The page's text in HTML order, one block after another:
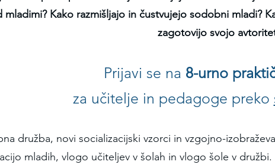
mladimi? Kako razmišljajo in čustvujejo sodobni mladi?
zagotovijo svojo
Prijavi se na 8-urno
za učitelje in pedagoge preko
družba, novi socializacijski vzorci in vzgojno-
mladih, vlogo učiteljev v šolah in vlogo šole v